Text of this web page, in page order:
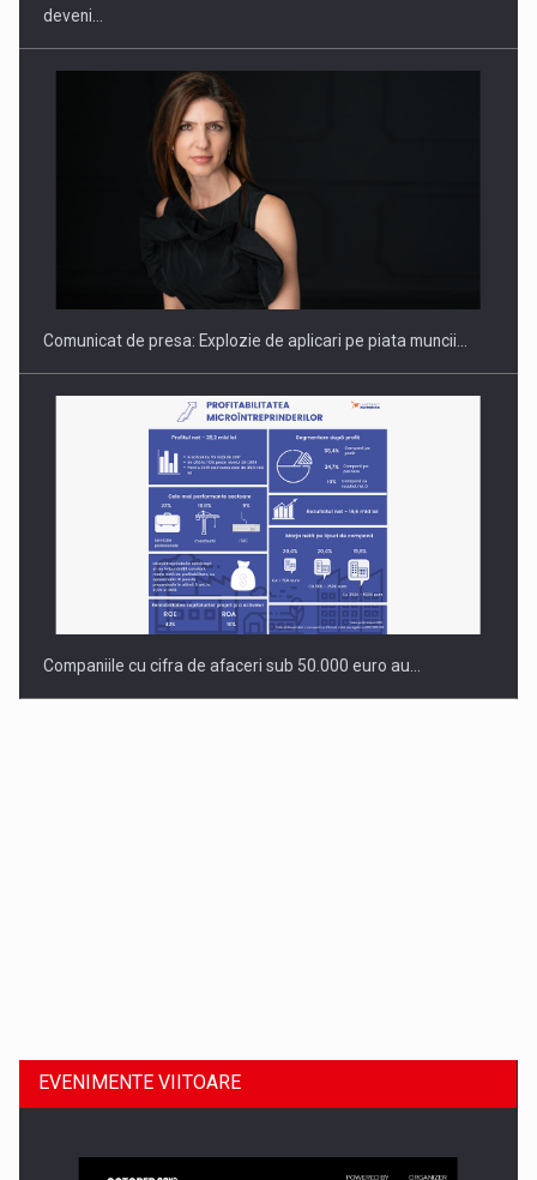
PUTTING ROMANIAN CORPORATE COMPANIES ON THE
INTERNATIONAL BUSINESS SCENE
deveni…
Comunicat de presa: Explozie de aplicari pe piata muncii…
Companiile cu cifra de afaceri sub 50.000 euro au…
EVENIMENTE VIITOARE